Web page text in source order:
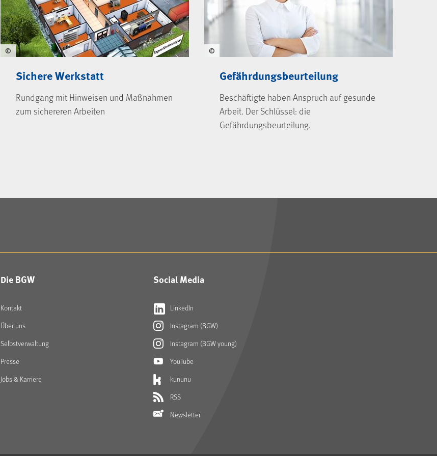
©
Sichere Werkstatt
Rundgang mit Hinweisen und Maßnahmen
zum sichereren Arbeiten
©
Gefährdungsbeurteilung
Beschäftigte haben Anspruch auf gesunde
Arbeit. Der Schlüssel: die
Gefährdungsbeurteilung.
Die BGW
Kontakt
Über uns
Selbstverwaltung
Presse
Jobs & Karriere
Social Media
LinkedIn
Instagram (BGW)
Instagram (BGW young)
YouTube
kununu
RSS
Newsletter